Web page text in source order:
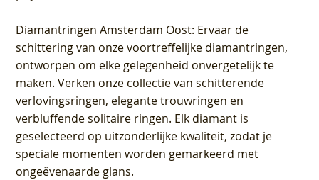
Diamantringen Amsterdam Oost: Ervaar de
schittering van onze voortreffelijke diamantringen,
ontworpen om elke gelegenheid onvergetelijk te
maken. Verken onze collectie van schitterende
verlovingsringen, elegante trouwringen en
verbluffende solitaire ringen. Elk diamant is
geselecteerd op uitzonderlijke kwaliteit, zodat je
speciale momenten worden gemarkeerd met
ongeëvenaarde glans.